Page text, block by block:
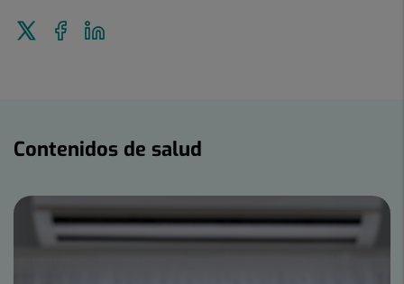
Enviar
Compartir
en
Contenidos de salud